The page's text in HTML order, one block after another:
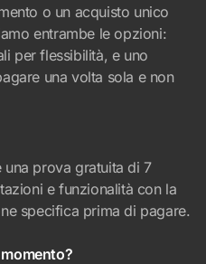
o un acquisto unico
entrambe le opzioni:
per flessibilità, e uno
una volta sola e non
prova gratuita di 7
e funzionalità con la
specifica prima di pagare.